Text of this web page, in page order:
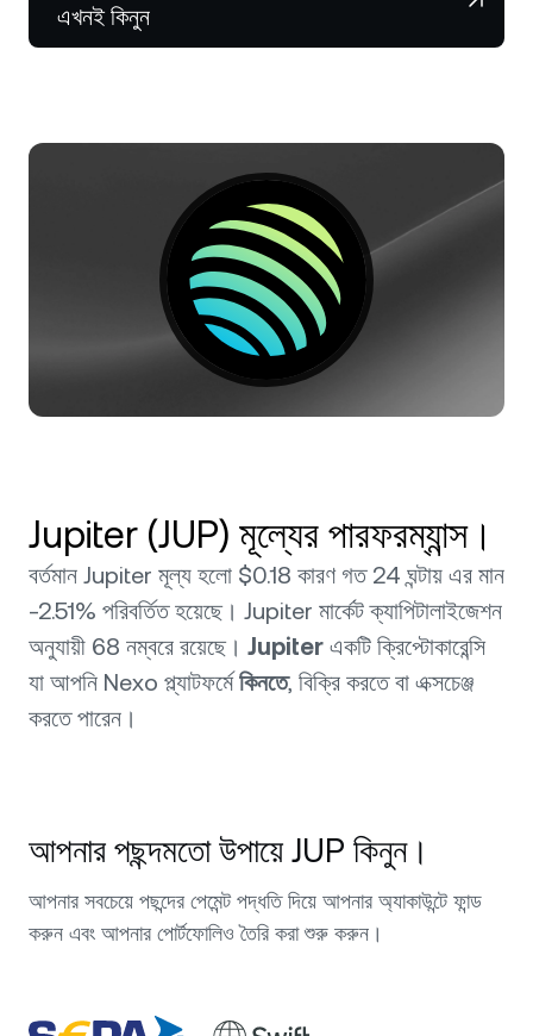
ফিউচার্স
DOT ৩.৫১%
SOL
নিউজ ও ইনসাইটস
Wealth Academy
এখনই কিনুন
Jupiter (JUP) মূল্যের পারফরম্যান্স।
বর্তমান Jupiter মূল্য হলো $0.18 কারণ গত 24 ঘন্টায় এর মান
-2.51% পরিবর্তিত হয়েছে। Jupiter মার্কেট ক্যাপিটালাইজেশন
অনুযায়ী 68 নম্বরে রয়েছে। Jupiter একটি ক্রিপ্টোকারেন্সি
যা আপনি Nexo প্ল্যাটফর্মেকিনতে, বিক্রি করতে বা এক্সচেঞ্জ
করতে পারেন।
আপনার পছন্দমতো উপায়ে JUP কিনুন।
আপনার সবচেয়ে পছন্দের পেমেন্ট পদ্ধতি দিয়ে আপনার অ্যাকাউন্টে ফান্ড
করুন এবং আপনার পোর্টফোলিও তৈরি করা শুরু করুন।